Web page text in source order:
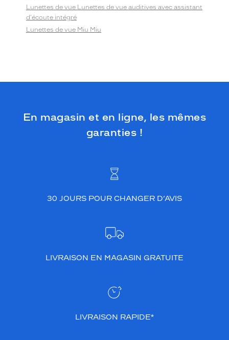
Lunettes de vue Lunettes de vue auditives avec assistant
d'écoute intégré
Lunettes de vue Miu Miu
En magasin et en ligne, les mêmes
garanties !
30 JOURS POUR CHANGER D’AVIS
LIVRAISON EN MAGASIN GRATUITE
LIVRAISON RAPIDE*